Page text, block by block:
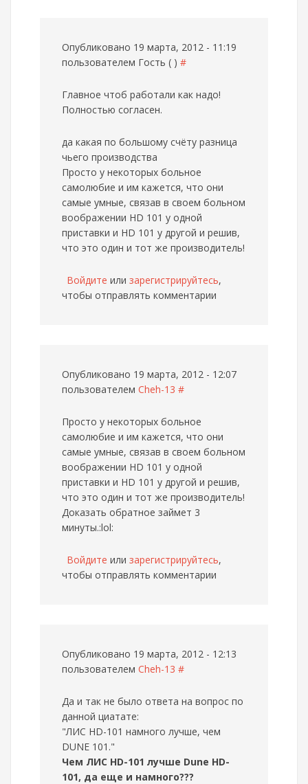
Опубликовано 19 марта, 2012 - 11:19
пользователем Гость ( ) #
Главное чтоб работали как надо!
Полностью согласен.
да какая по большому счёту разница
чьего производства
Просто у некоторых больное
самолюбие и им кажется, что они
самые умные, связав в своем больном
воображении HD 101 у одной
приставки и HD 101 у другой и решив,
что это один и тот же производитель!
Войдите или зарегистрируйтесь,
чтобы отправлять комментарии
Опубликовано 19 марта, 2012 - 12:07
пользователем Cheh-13 #
Просто у некоторых больное
самолюбие и им кажется, что они
самые умные, связав в своем больном
воображении HD 101 у одной
приставки и HD 101 у другой и решив,
что это один и тот же производитель!
Доказать обратное займет 3
минуты.:lol:
Войдите или зарегистрируйтесь,
чтобы отправлять комментарии
Опубликовано 19 марта, 2012 - 12:13
пользователем Cheh-13 #
Да и так не было ответа на вопрос по
данной циатате:
"ЛИС HD-101 намного лучше, чем
DUNE 101."
Чем ЛИС HD-101 лучше Dune HD-
101, да еще и намного???